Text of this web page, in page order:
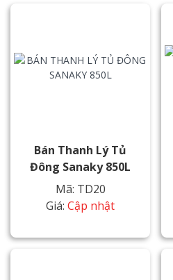
Bán Thanh Lý Tủ
Đông Sanaky 850L
Mã: TD20
Giá: Cập nhật